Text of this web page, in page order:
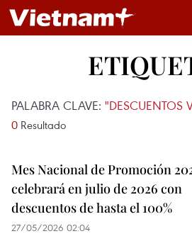
PALABRA CLAVE: "DESCUENTOS
0 Resultado
Mes Nacional de Promoción
celebrará en julio de 2026 con
descuentos de hasta el 100%
27/05/2026 02:04